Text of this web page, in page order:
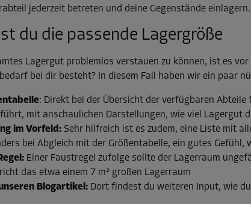
jederzeit betreten und deine Gegenstände einlagern.
du die passende Lagergröße
Lagergut problemlos verstauen zu können, ist es
bei dir besteht? In diesem Fall haben wir ein paar
: Direkt bei der Übersicht der verfügbaren
mit anschaulichen Darstellungen, wie viel Lagergut
im Vorfeld: Sehr hilfreich ist es zudem, eine Liste mit
bei Abgleich mit der Größentabelle, ein gutes Gefühl,
Einer Faustregel zufolge sollte der Lagerraum
das etwa einem 7 m² großen Lagerraum
Blogartikel: Dort findest du weiteren Input, wie